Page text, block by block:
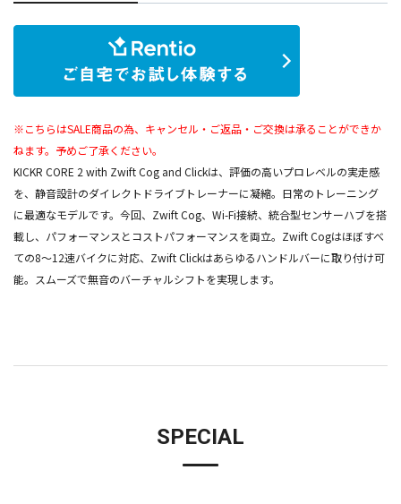
※こちらはSALE商品の為、キャンセル・ご返品・ご交換は承ることができか
ねます。予めご了承ください。
KICKR CORE 2 with Zwift Cog and Clickは、評価の高いプロレベルの実走感
を、静音設計のダイレクトドライブトレーナーに凝縮。日常のトレーニング
に最適なモデルです。今回、Zwift Cog、Wi-Fi接続、統合型センサーハブを搭
載し、パフォーマンスとコストパフォーマンスを両立。Zwift Cogはほぼすべ
ての8～12速バイクに対応、Zwift Clickはあらゆるハンドルバーに取り付け可
能。スムーズで無音のバーチャルシフトを実現します。
SPECIAL